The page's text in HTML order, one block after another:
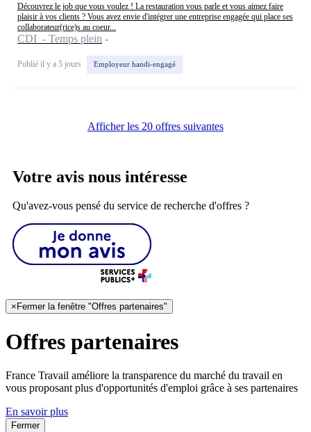
Découvrez le job que vous voulez ! La restauration vous parle et vous aimez faire
plaisir à vos clients ? Vous avez envie d'intégrer une entreprise engagée qui place ses
collaborateur(rice)s au coeur...
CDI - Temps plein
Publié il y a 5 jours Employeur handi-engagé
Afficher les 20 offres suivantes
Votre avis nous intéresse
Qu'avez-vous pensé du service de recherche d'offres ?
× Fermer la fenêtre "Offres partenaires"
Offres partenaires
France Travail améliore la transparence du marché du travail en
vous proposant plus d'opportunités d'emploi grâce à ses partenaires
En savoir plus
Fermer